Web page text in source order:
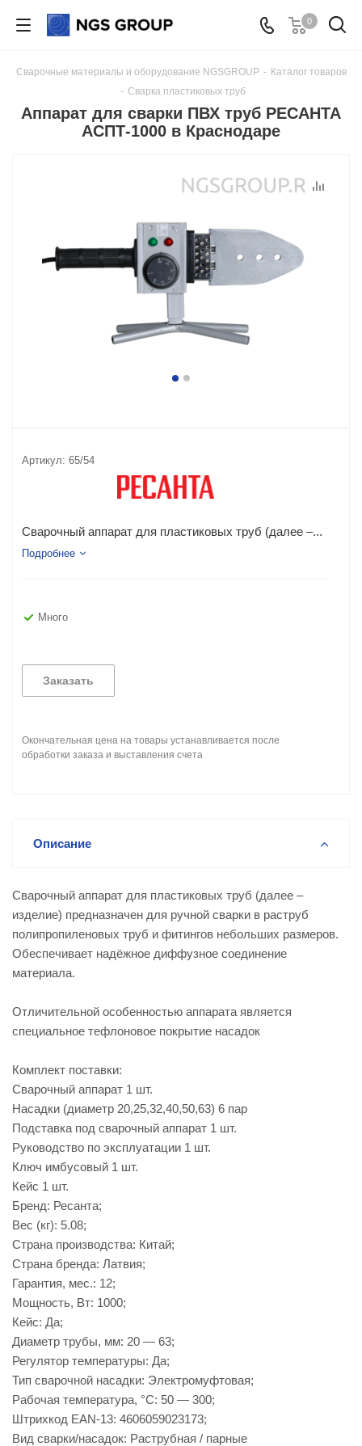
0
Сварочные материалы и оборудование NGSGROUP - Каталог товаров
- Сварка пластиковых труб
Аппарат для сварки ПВХ труб РЕСАНТА
АСПТ-1000 в Краснодаре
Артикул: 65/54
Сварочный аппарат для пластиковых труб (далее –...
Подробнее
Много
Заказать
Окончательная цена на товары устанавливается после
обработки заказа и выставления счета
Описание
Сварочный аппарат для пластиковых труб (далее –
изделие) предназначен для ручной сварки в раструб
полипропиленовых труб и фитингов небольших размеров.
Обеспечивает надёжное диффузное соединение
материала.
Отличительной особенностью аппарата является
специальное тефлоновое покрытие насадок
Комплект поставки:
Сварочный аппарат 1 шт.
Насадки (диаметр 20,25,32,40,50,63) 6 пар
Подставка под сварочный аппарат 1 шт.
Руководство по эксплуатации 1 шт.
Ключ имбусовый 1 шт.
Кейс 1 шт.
Бренд: Ресанта;
Вес (кг): 5.08;
Страна производства: Китай;
Страна бренда: Латвия;
Гарантия, мес.: 12;
Мощность, Вт: 1000;
Кейс: Да;
Диаметр трубы, мм: 20 — 63;
Регулятор температуры: Да;
Тип сварочной насадки: Электромуфтовая;
Рабочая температура, °C: 50 — 300;
Штрихкод EAN-13: 4606059023173;
Вид сварки/насадок: Раструбная / парные